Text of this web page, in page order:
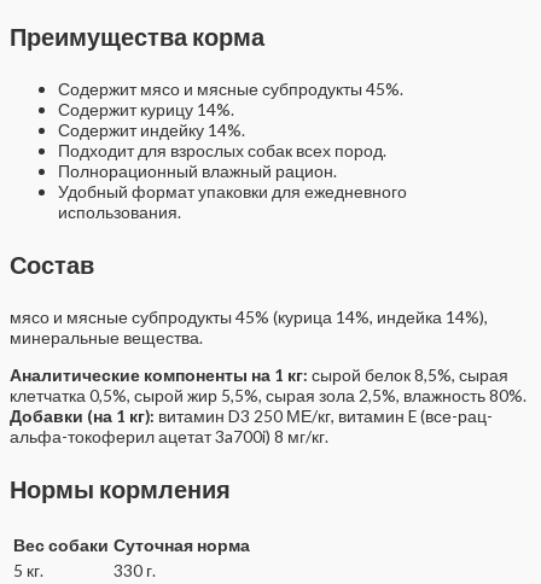
Преимущества корма
Содержит мясо и мясные субпродукты 45%.
Содержит курицу 14%.
Содержит индейку 14%.
Подходит для взрослых собак всех пород.
Полнорационный влажный рацион.
Удобный формат упаковки для ежедневного
использования.
Состав
мясо и мясные субпродукты 45% (курица 14%, индейка 14%),
минеральные вещества.
Аналитические компоненты на 1 кг: сырой белок 8,5%, сырая
клетчатка 0,5%, сырой жир 5,5%, сырая зола 2,5%, влажность 80%.
Добавки (на 1 кг): витамин D3 250 МЕ/кг, витамин E (все-рац-
альфа-токоферил ацетат 3a700i) 8 мг/кг.
Нормы кормления
Вес собаки Суточная норма
5 кг.
330 г.